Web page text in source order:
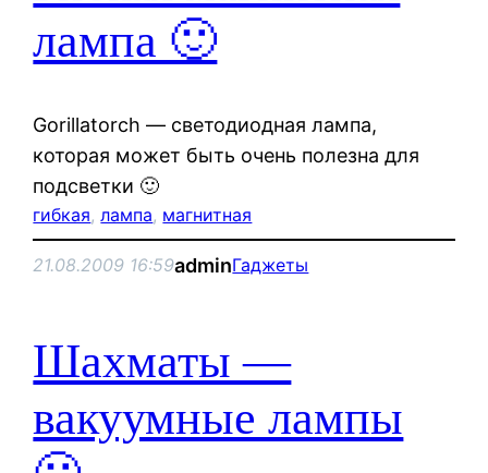
лампа 🙂
Gorillatorch — светодиодная лампа,
которая может быть очень полезна для
подсветки 🙂
гибкая, лампа, магнитная
21.08.2009 16:59adminГаджеты
Шахматы —
вакуумные лампы